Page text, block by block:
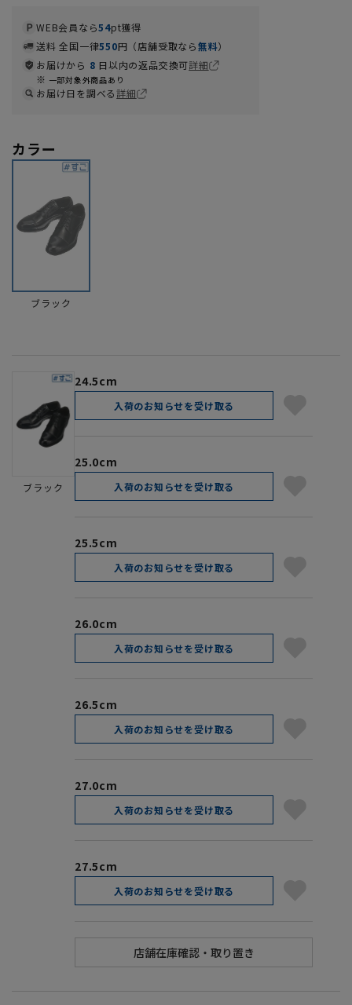
WEB会員なら54pt獲得
送料 全国一律550円（店舗受取なら無料）
お届けから 8 日以内の返品交換可詳細
一部対象外商品あり
お届け日を調べる詳細
カラー
ブラック
ブラック
24.5cm
入荷のお知らせを受け取る
25.0cm
入荷のお知らせを受け取る
25.5cm
入荷のお知らせを受け取る
26.0cm
入荷のお知らせを受け取る
26.5cm
入荷のお知らせを受け取る
27.0cm
入荷のお知らせを受け取る
27.5cm
入荷のお知らせを受け取る